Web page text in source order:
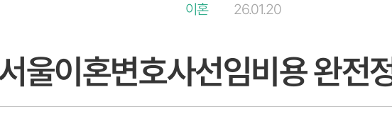
이혼 26.01.20
울이혼변호사선임비용 완전